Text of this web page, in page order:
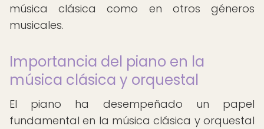
música clásica como en otros géneros
musicales.
Importancia del piano en la
música clásica y orquestal
El piano ha desempeñado un papel
fundamental en la música clásica y orquestal